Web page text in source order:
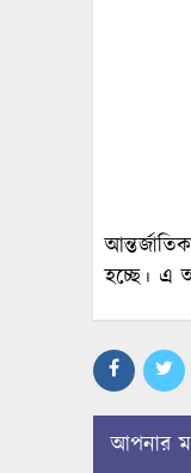
হচ্ছে। এ
আপনার